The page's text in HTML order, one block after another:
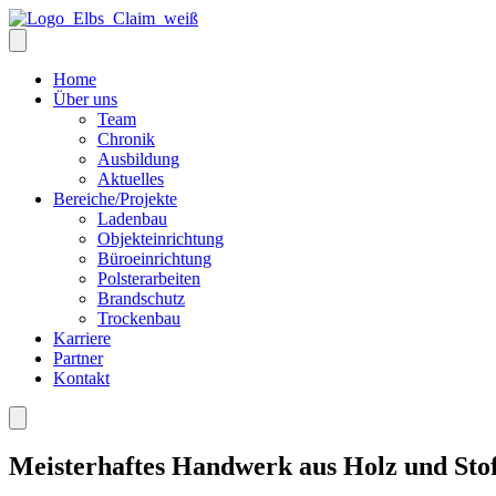
Home
Über uns
Team
Chronik
Ausbildung
Aktuelles
Bereiche/Projekte
Ladenbau
Objekteinrichtung
Büroeinrichtung
Polsterarbeiten
Brandschutz
Trockenbau
Karriere
Partner
Kontakt
Meisterhaftes Handwerk aus Holz und